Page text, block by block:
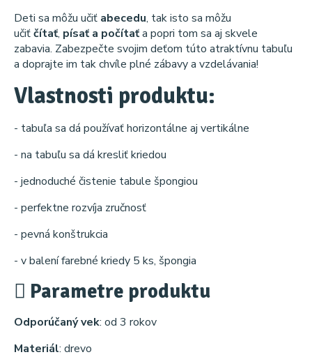
Deti sa môžu učiť abecedu, tak isto sa môžu
učiťčítať, písať a počítaťa popri tom sa aj skvele
zabavia. Zabezpečte svojim deťom túto atraktívnu tabuľu
a doprajte im tak chvíle plné zábavy a vzdelávania!
Vlastnosti produktu:
- tabuľa sa dá používať horizontálne aj vertikálne
- na tabuľu sa dá kresliť kriedou
- jednoduché čistenie tabule špongiou
- perfektne rozvíja zručnosť
- pevná konštrukcia
- v balení farebné kriedy 5 ks, špongia
Parametre produktu
Odporúčaný vek: od 3 rokov
Materiál: drevo